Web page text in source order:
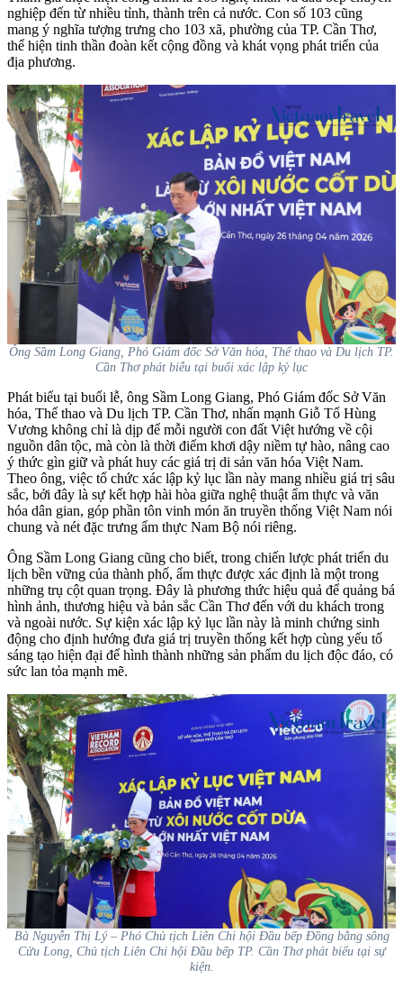
nghiệp đến từ nhiều tỉnh, thành trên cả nước. Con số 103 cũng
mang ý nghĩa tượng trưng cho 103 xã, phường của TP. Cần Thơ,
thể hiện tinh thần đoàn kết cộng đồng và khát vọng phát triển của
địa phương.
Ông Sầm Long Giang, Phó Giám đốc Sở Văn hóa, Thể thao và Du lịch TP.
Cần Thơ phát biễu tại buổi xác lập kỷ lục
Phát biểu tại buổi lễ, ông Sầm Long Giang, Phó Giám đốc Sở Văn
hóa, Thể thao và Du lịch TP. Cần Thơ, nhấn mạnh Giỗ Tổ Hùng
Vương không chỉ là dịp để mỗi người con đất Việt hướng về cội
nguồn dân tộc, mà còn là thời điểm khơi dậy niềm tự hào, nâng cao
ý thức gìn giữ và phát huy các giá trị di sản văn hóa Việt Nam.
Theo ông, việc tổ chức xác lập kỷ lục lần này mang nhiều giá trị sâu
sắc, bởi đây là sự kết hợp hài hòa giữa nghệ thuật ẩm thực và văn
hóa dân gian, góp phần tôn vinh món ăn truyền thống Việt Nam nói
chung và nét đặc trưng ẩm thực Nam Bộ nói riêng.
Ông Sầm Long Giang cũng cho biết, trong chiến lược phát triển du
lịch bền vững của thành phố, ẩm thực được xác định là một trong
những trụ cột quan trọng. Đây là phương thức hiệu quả để quảng bá
hình ảnh, thương hiệu và bản sắc Cần Thơ đến với du khách trong
và ngoài nước. Sự kiện xác lập kỷ lục lần này là minh chứng sinh
động cho định hướng đưa giá trị truyền thống kết hợp cùng yếu tố
sáng tạo hiện đại để hình thành những sản phẩm du lịch độc đáo, có
sức lan tỏa mạnh mẽ.
Bà Nguyễn Thị Lý – Phó Chủ tịch Liên Chi hội Đầu bếp Đồng bằng sông
Cửu Long, Chủ tịch Liên Chi hội Đầu bếp TP. Cần Thơ phát biểu tại sự
kiện.